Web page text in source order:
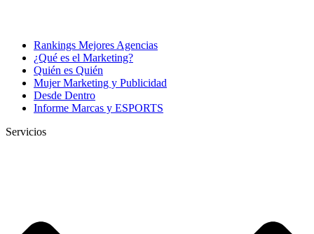
Rankings Mejores Agencias
¿Qué es el Marketing?
Quién es Quién
Mujer Marketing y Publicidad
Desde Dentro
Informe Marcas y ESPORTS
Servicios